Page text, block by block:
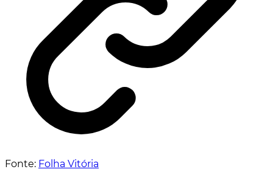
Fonte: Folha Vitória